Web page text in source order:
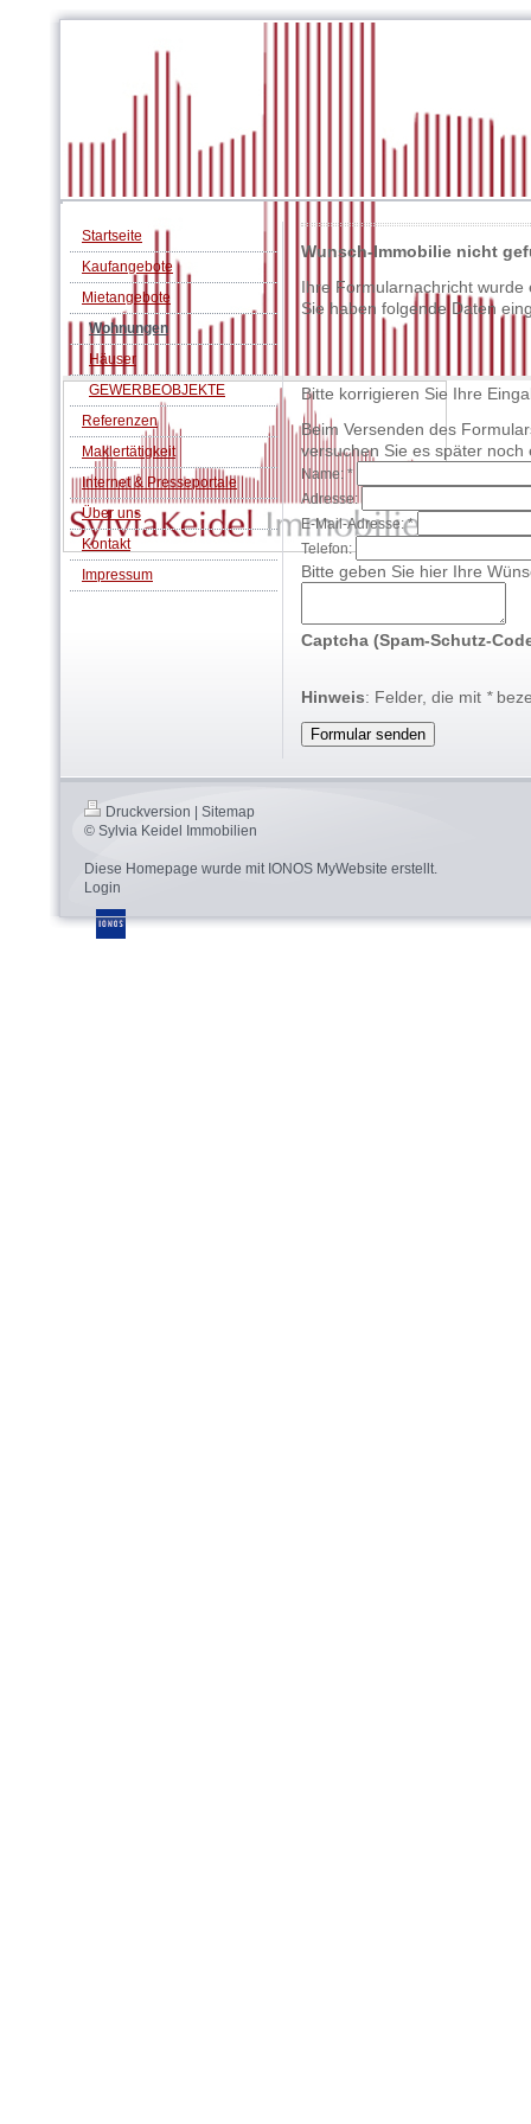
Startseite
Kaufangebote
Mietangebote
Wohnungen
Häuser
GEWERBEOBJEKTE
Referenzen
Maklertätigkeit
Internet & Presseportale
Über uns
Kontakt
Impressum
Wunsch-Immobilie nicht
Ihre Formularnachricht wurde
Sie haben folgende Daten
Bitte korrigieren Sie Ihre
Beim Versenden des
versuchen Sie es später noch
Name: *
Adresse:
E-Mail-Adresse:*
Telefon:
Bitte geben Sie hier Ihre
Captcha (Spam-Schutz-
Hinweis: Felder, die mit *
Druckversion
Sitemap
© Sylvia Keidel Immobilien
Diese Homepage wurde mit IONOS MyWebsite erstellt.
Login